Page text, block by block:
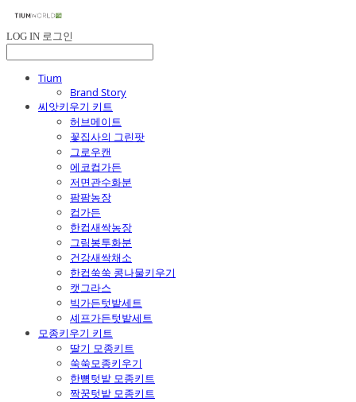
LOG IN 로그인
Tium
Brand Story
씨앗키우기 키트
허브메이트
꽃집사의 그린팟
그로우캔
에코컵가든
저면관수화분
팜팜농장
컵가든
한컵새싹농장
그림봉투화분
건강새싹채소
한컵쑥쑥 콩나물키우기
캣그라스
빅가든텃밭세트
셰프가든텃밭세트
모종키우기 키트
딸기 모종키트
쑥쑥모종키우기
한뼘텃밭 모종키트
짝꿍텃밭 모종키트